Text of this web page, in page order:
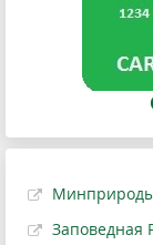
Заповедная